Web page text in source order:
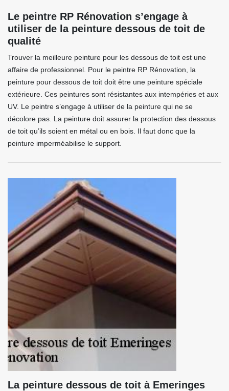
Le peintre RP Rénovation s’engage à
utiliser de la peinture dessous de toit de
qualité
Trouver la meilleure peinture pour les dessous de toit est une
affaire de professionnel. Pour le peintre RP Rénovation, la
peinture pour dessous de toit doit être une peinture spéciale
extérieure. Ces peintures sont résistantes aux intempéries et aux
UV. Le peintre s’engage à utiliser de la peinture qui ne se
décolore pas. La peinture doit assurer la protection des dessous
de toit qu’ils soient en métal ou en bois. Il faut donc que la
peinture imperméabilise le support.
La peinture dessous de toit à Emeringes